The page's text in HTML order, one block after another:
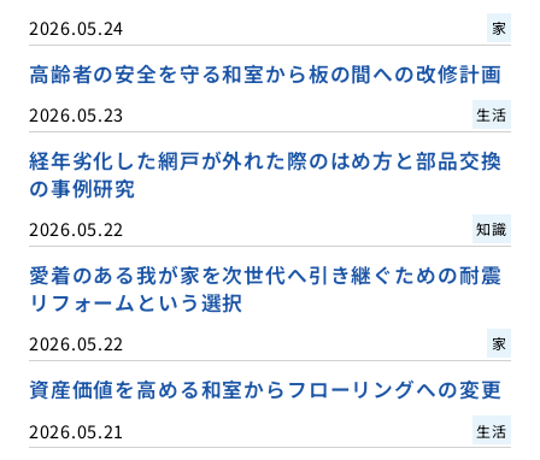
2026.05.24 家
高齢者の安全を守る和室から板の間への改修計画
2026.05.23 生活
経年劣化した網戸が外れた際のはめ方と部品交換
の事例研究
2026.05.22 知識
愛着のある我が家を次世代へ引き継ぐための耐震
リフォームという選択
2026.05.22 家
資産価値を高める和室からフローリングへの変更
2026.05.21 生活